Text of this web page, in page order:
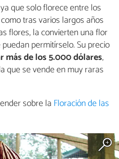
que solo florece entre los
tras varios largos años
flores, la convierten una flor
permitírselo. Su precio
más de los 5.000 dólares,
que se vende en muy raras
sobre la Floración de las